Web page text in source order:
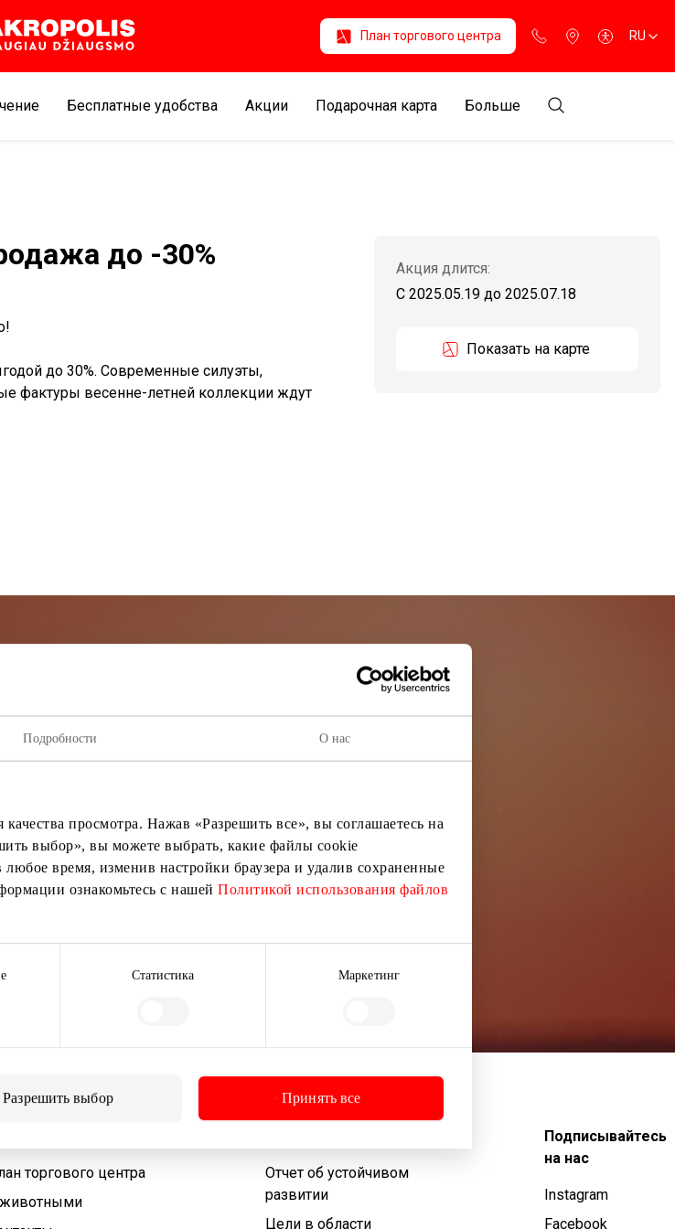
Подробности О нас
просмотра. Нажав «Разрешить все», вы соглашаетесь на
выбор», вы можете выбрать, какие файлы cookie
любое время, изменив настройки браузера и удалив сохраненные
ознакомьтесь с нашейПолитикой использования файлов
Статистика Маркетинг
Разрешить выбор Принять все
План торгового центра RU
Бесплатные удобства Aкции Подарочная карта Больше
до -30%
до 30%. Современные силуэты,
фактуры весенне-летней коллекции ждут
Акция длится:
С 2025.05.19 до 2025.07.18
Показать на карте
на рассылку новостей
мероприятиях и самой свежей информации
Подписаться
рассылку, вы подтверждаете, что
13 лет.
торгового центра
Отчет об устойчивом
развитии
Цели в области
Подписывайтесь
на нас
Instagram
Facebook